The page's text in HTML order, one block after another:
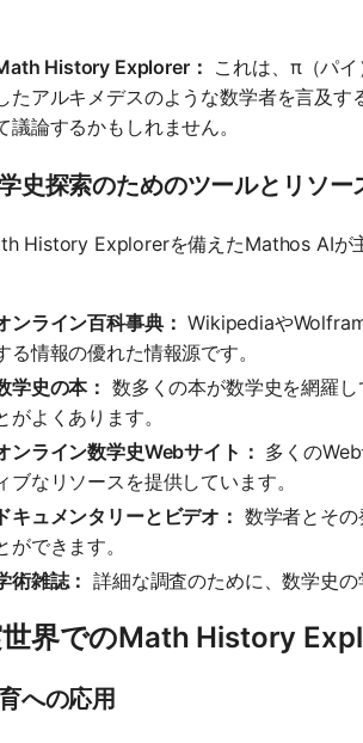
History Explorer： これは、π（パ
たアルキメデスのような数学者を言及
議論するかもしれません。
史探索のためのツールとリソー
History Explorerを備えたMathos AIが
ンライン百科事典： Wikipediaや
る情報の優れた情報源です。
学史の本： 数多くの本が数学史を網羅
がよくあります。
ンライン数学史Webサイト： 多くの
ブなリソースを提供しています。
ドキュメンタリーとビデオ： 数学者とそ
ができます。
術雑誌： 詳細な調査のために、数学史
界でのMath History
への応用